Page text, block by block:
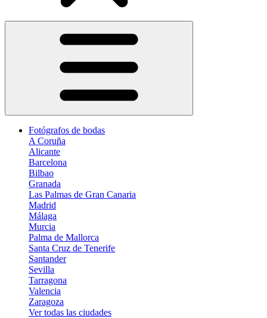
Fotógrafos de bodas
A Coruña
Alicante
Barcelona
Bilbao
Granada
Las Palmas de Gran Canaria
Madrid
Málaga
Murcia
Palma de Mallorca
Santa Cruz de Tenerife
Santander
Sevilla
Tarragona
Valencia
Zaragoza
Ver todas las ciudades